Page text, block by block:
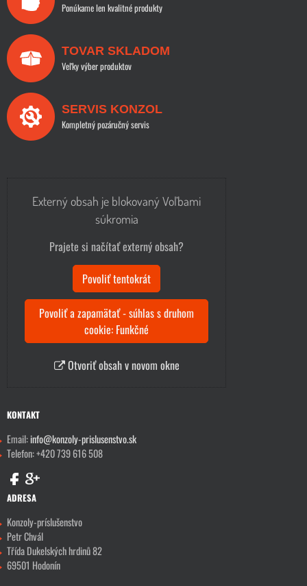
Ponúkame len kvalitné produkty
TOVAR SKLADOM
Veľky výber produktov
SERVIS KONZOL
Kompletný pozáručný servis
Externý obsah je blokovaný Voľbami
súkromia
Prajete si načítať externý obsah?
Povoliť tentokrát
Povoliť a zapamätať - súhlas s druhom
cookie: Funkčné
Otvoriť obsah v novom okne
KONTAKT
Email:info@konzoly-prislusenstvo.sk
Telefon: +420 739 616 508
ADRESA
Konzoly-príslušenstvo
Petr Chvál
Třída Dukelských hrdinů 82
69501 Hodonín